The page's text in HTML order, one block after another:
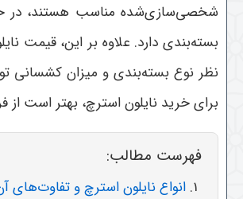
شخصی‌سازی‌شده مناسب هستند، در
بسته‌بندی دارد. علاوه بر این، قیمت
نظر نوع بسته‌بندی و میزان کشسانی
برای خرید نایلون استرچ، بهتر است
فهرست مطالب:
انواع نایلون استرچ و تفاوت‌های